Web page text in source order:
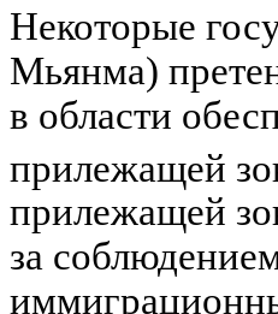
Некоторые
Мьянма)
в области
прилежащей
прилежащей
за